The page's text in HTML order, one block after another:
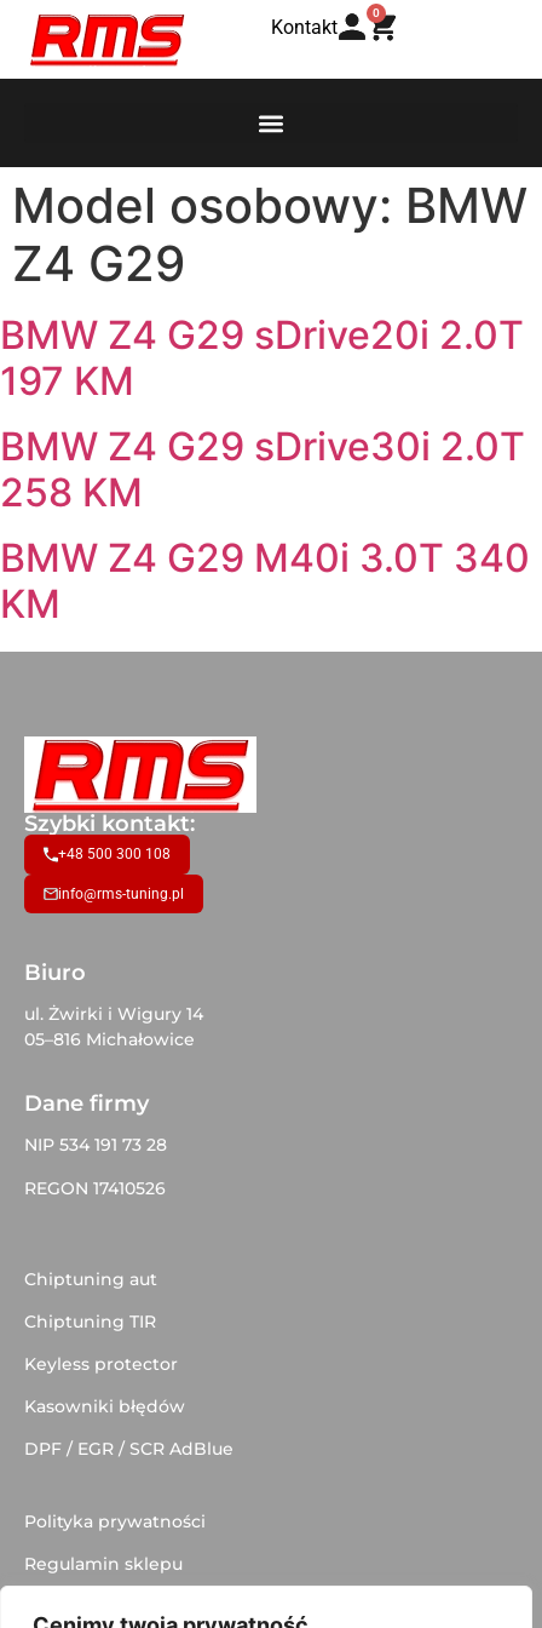
Kontakt
0
Model osobowy: BMW
Z4 G29
BMW Z4 G29 sDrive20i 2.0T
197 KM
BMW Z4 G29 sDrive30i 2.0T
258 KM
BMW Z4 G29 M40i 3.0T 340
KM
Szybki kontakt:
+48 500 300 108
info@rms-tuning.pl
Biuro
ul. Żwirki i Wigury 14
05–816 Michałowice
Dane firmy
NIP 534 191 73 28
REGON 17410526
Chiptuning aut
Chiptuning TIR
Keyless protector
Kasowniki błędów
DPF / EGR / SCR AdBlue
Polityka prywatności
Regulamin sklepu